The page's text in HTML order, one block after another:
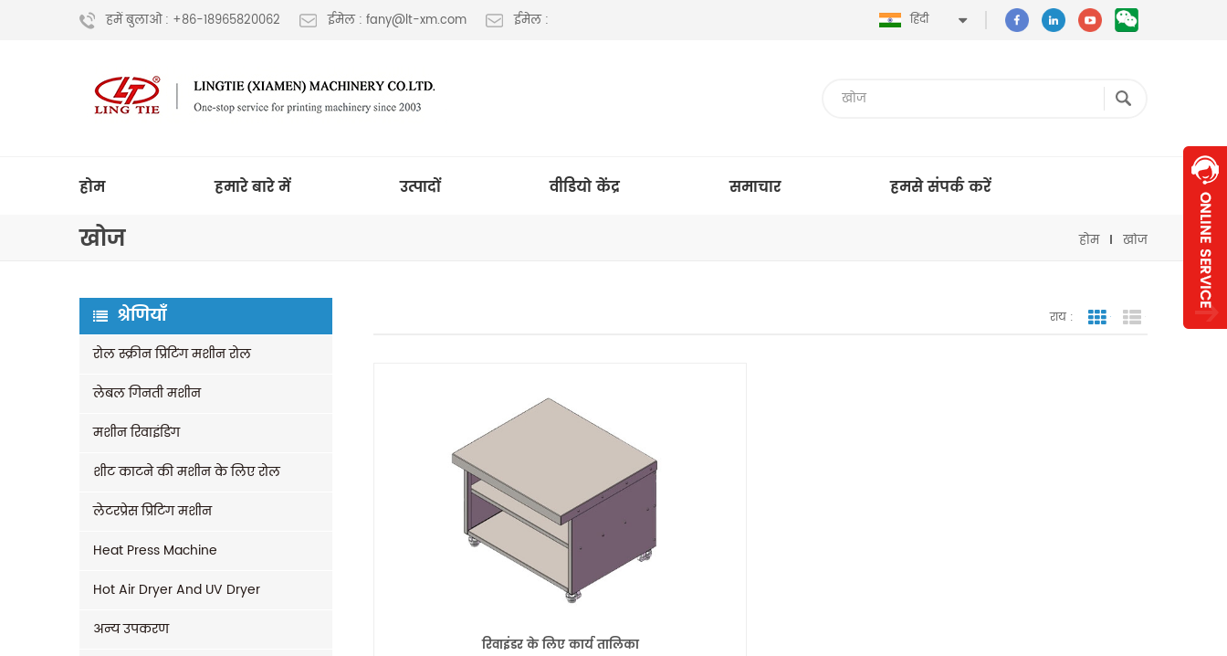
हमें बुलाओ : +86-18965820062 ईमेल : fany@lt-xm.com ईमेल : हिंदी
होम हमारे बारे में उत्पादों वीडियो केंद्र समाचार हमसे संपर्क करें
खोज होम खोज
श्रेणियाँ
रोल स्क्रीन प्रिंटिंग मशीन रोल
लेबल गिनती मशीन
मशीन रिवाइंडिंग
शीट काटने की मशीन के लिए रोल
लेटरप्रेस प्रिंटिंग मशीन
Heat Press Machine
Hot Air Dryer And UV Dryer
अन्य उपकरण
राय : जाली देखनासूची दृश्य
रिवाइंडर के लिए कार्य तालिका